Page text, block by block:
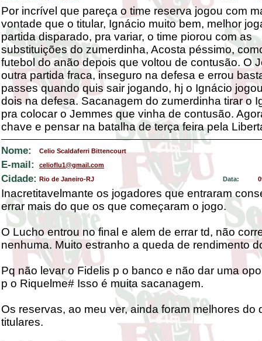
Por incrível que pareça o time reserva jogou com
vontade que o titular, Ignácio muito bem, melhor
partida disparado, pra variar, o time piorou com as
substituições do zumerdinha, Acosta péssimo,
futebol do anão depois que voltou de contusão. O
outra partida fraca, inseguro na defesa e errou
passes quando quis sair jogando, hj o Ignácio
dois na defesa. Sacanagem do zumerdinha tirar o
pra colocar o Jemmes que vinha de contusão.
chave e pensar na batalha de terça feira pela
Nome: Celio Scaldaferri Bittencourt
E-mail: celioflu1@gmail.com
Cidade: Rio de Janeiro-RJ Data:
Inacretitavelmante os jogadores que entraram
errar mais do que os que começaram o jogo.
O Lucho entrou no final e alem de errar td, não
nenhuma. Muito estranho a queda de rendimento
Pq não levar o Fidelis p o banco e não dar uma
p o Riquelme# Isso é muita sacanagem.
Os reservas, ao meu ver, ainda foram melhores do
titulares.